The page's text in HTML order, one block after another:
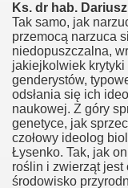
Ks. dr hab.
Tak samo, jak
przemocą narzuca
niedopuszczalna,
jakiejkolwiek krytyki
genderystów,
odsłania się ich
naukowej. Z góry
genetyce, jak
czołowy ideolog
Łysenko. Tak, jak
roślin i zwierząt jest
środowisko
ministry